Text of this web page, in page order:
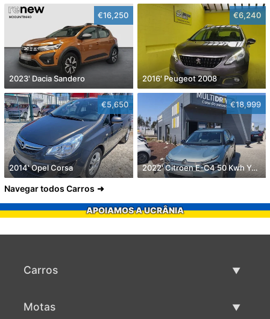
€16,250
2023' Dacia Sandero
€6,240
2016' Peugeot 2008
€5,650
2014' Opel Corsa
€18,999
2022' Citroen E-C4 50 Kwh You!
Navegar todos Carros
APOIAMOS A UCRÂNIA
Carros
Motas